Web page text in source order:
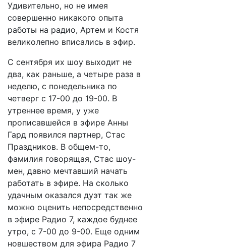
Удивительно, но не имея
совершенно никакого опыта
работы на радио, Артем и Костя
великолепно вписались в эфир.
С сентября их шоу выходит не
два, как раньше, а четыре раза в
неделю, с понедельника по
четверг с 17-00 до 19-00. В
утреннее время, у уже
прописавшейся в эфире Анны
Гард появился партнер, Стас
Праздников. В общем-то,
фамилия говорящая, Стас шоу-
мен, давно мечтавший начать
работать в эфире. На сколько
удачным оказался дуэт так же
можно оценить непосредственно
в эфире Радио 7, каждое буднее
утро, с 7-00 до 9-00. Еще одним
новшеством для эфира Радио 7